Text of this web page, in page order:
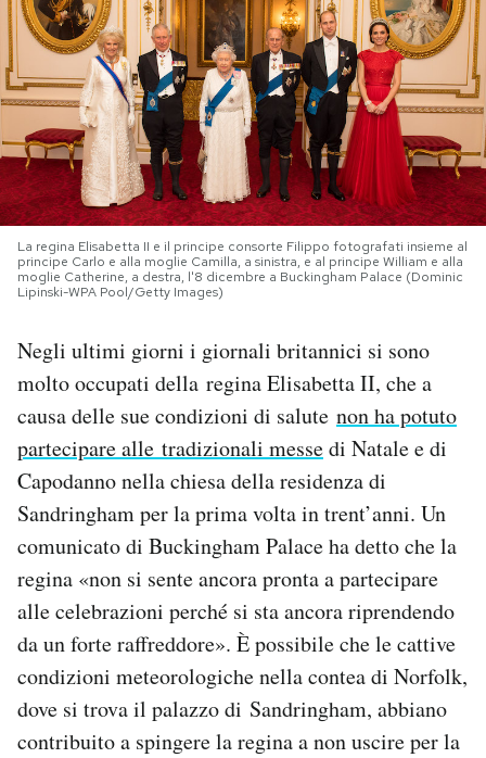
Sport
Mondiali calcio 2026
PODCAST
NEWSLETTER
I MIEI PREFERITI
CALENDARIO
AREA PERSONALE
Area Personale
Newsletter
Notifiche mobile
Hai bisogno di aiuto?
Esci
La regina Elisabetta II e il principe consorte Filippo fotografati insieme al
principe Carlo e alla moglie Camilla, a sinistra, e al principe William e alla
moglie Catherine, a destra, l'8 dicembre a Buckingham Palace (Dominic
Lipinski-WPA Pool/Getty Images)
Negli ultimi giorni i giornali britannici si sono
molto occupati della regina Elisabetta II, che a
causa delle sue condizioni di salute non ha potuto
partecipare alle tradizionali messedi Natale e di
Capodanno nella chiesa della residenza di
Sandringham per la prima volta in trent’anni. Un
comunicato di Buckingham Palace ha detto che la
regina «non si sente ancora pronta a partecipare
alle celebrazioni perché si sta ancora riprendendo
da un forte raffreddore». È possibile che le cattive
condizioni meteorologiche nella contea di Norfolk,
dove si trova il palazzo di Sandringham, abbiano
contribuito a spingere la regina a non uscire per la